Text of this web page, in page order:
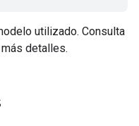
utilizado. Consulta
detalles.